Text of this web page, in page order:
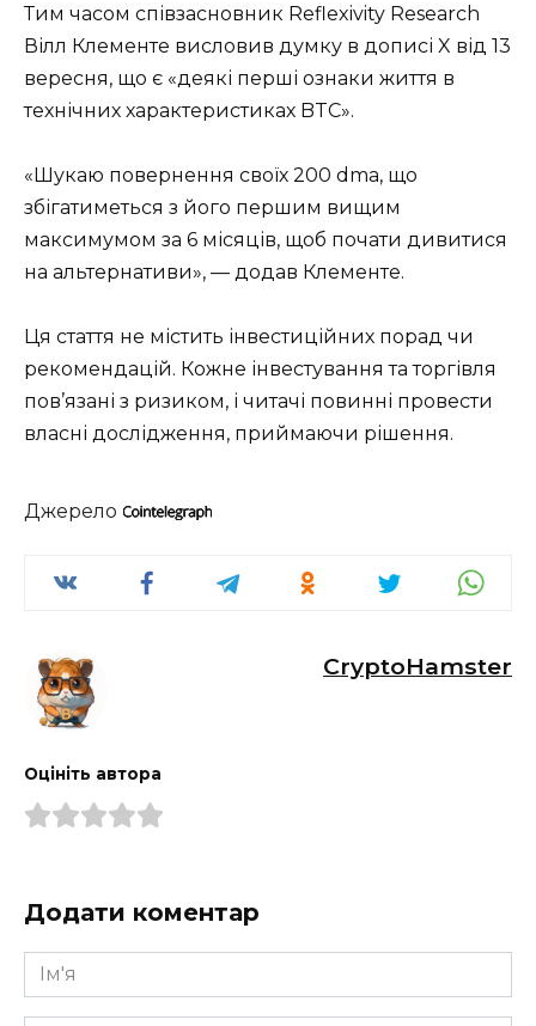
Тим часом співзасновник Reflexivity Research
Вілл Клементе висловив думку в дописі X від 13
вересня, що є «деякі перші ознаки життя в
технічних характеристиках BTC».
«Шукаю повернення своїх 200 dma, що
збігатиметься з його першим вищим
максимумом за 6 місяців, щоб почати дивитися
на альтернативи», — додав Клементе.
Ця стаття не містить інвестиційних порад чи
рекомендацій. Кожне інвестування та торгівля
пов’язані з ризиком, і читачі повинні провести
власні дослідження, приймаючи рішення.
Джерело
CryptoHamster
Оцініть автора
Додати коментар
Ім'я
*